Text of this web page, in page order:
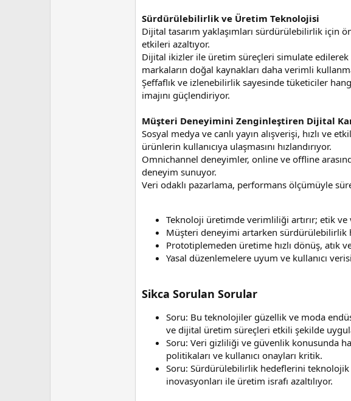
Sürdürülebilirlik ve Üretim Teknolojisi
Dijital tasarım yaklaşımları sürdürülebilirlik için
etkileri azaltıyor.
Dijital ikizler ile üretim süreçleri simulate
markaların doğal kaynakları daha verimli
Şeffaflık ve izlenebilirlik sayesinde tüketiciler
imajını güçlendiriyor.
Müşteri Deneyimini Zenginleştiren Dijital
Sosyal medya ve canlı yayın alışverişi, hızlı ve
ürünlerin kullanıcıya ulaşmasını hızlandırıyor.
Omnichannel deneyimler, online ve offline
deneyim sunuyor.
Veri odaklı pazarlama, performans ölçümüyle
Teknoloji üretimde verimliliği artırır; etik
Müşteri deneyimi artarken
Prototiplemeden üretime hızlı dönüş, atık
Yasal düzenlemelere uyum ve kullanıcı
Sikca Sorulan Sorular
Soru: Bu teknolojiler güzellik ve moda
ve dijital üretim süreçleri etkili şekilde
Soru: Veri gizliliği ve güvenlik konusunda
politikaları ve kullanıcı onayları kritik.
Soru: Sürdürülebilirlik hedeflerini
inovasyonları ile üretim israfı azaltılıyor.